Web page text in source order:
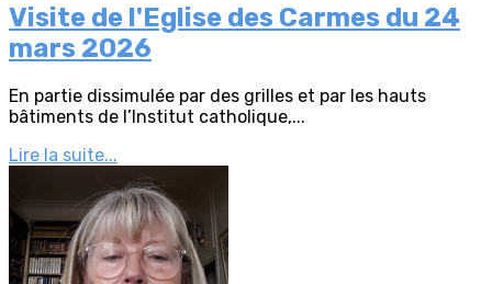
Visite de l'Eglise des Carmes du 24
mars 2026
En partie dissimulée par des grilles et par les hauts
bâtiments de l’Institut catholique,...
Lire la suite...